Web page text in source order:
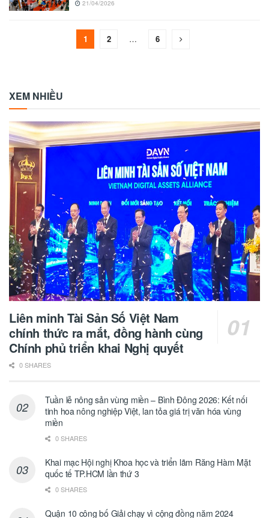
21/04/2026
1 2 … 6
XEM NHIỀU
Liên minh Tài Sản Số Việt Nam
chính thức ra mắt, đồng hành cùng
Chính phủ triển khai Nghị quyết
0 SHARES
Tuần lễ nông sản vùng miền – Bình Đông 2026: Kết nối
tinh hoa nông nghiệp Việt, lan tỏa giá trị văn hóa vùng
miền
0 SHARES
Khai mạc Hội nghị Khoa học và triển lãm Răng Hàm Mặt
quốc tế TP.HCM lần thứ 3
0 SHARES
Quận 10 công bố Giải chạy vì cộng đồng năm 2024